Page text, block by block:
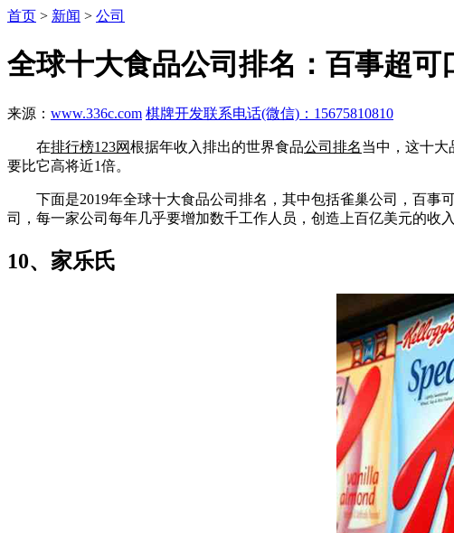
首页 > 新闻 > 公司
全球十大食品公司排名：百事超可
来源： www.336c.com 棋牌开发联系电话(微信)：15675810810
在排行榜123网根据年收入排出的世界食品公司排名当中，这十大
要比它高将近1倍。
下面是2019年全球十大食品公司排名，其中包括雀巢公司，百事
司，每一家公司每年几乎要增加数千工作人员，创造上百亿美元的收入
10、家乐氏